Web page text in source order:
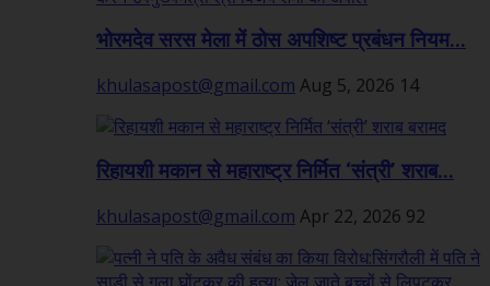
भोरमदेव सरस मेला में ठोस अपशिष्ट प्रबंधन नियम...
khulasapost@gmail.com Aug 5, 2026 14
रिहायशी मकान से महाराष्ट्र निर्मित ‘संत्री’ शराब...
khulasapost@gmail.com Apr 22, 2026 92